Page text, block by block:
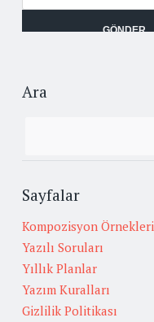
Ara
Sayfalar
Kompozisyon Örnekleri
Yazılı Soruları
Yıllık Planlar
Yazım Kuralları
Gizlilik Politikası